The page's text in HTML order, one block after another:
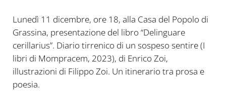
Lunedì 11 dicembre, ore 18, alla Casa del Popolo di
Grassina, presentazione del libro “Delinguare
cerillarius”. Diario tirrenico di un sospeso sentire (I
libri di Mompracem, 2023), di Enrico Zoi,
illustrazioni di Filippo Zoi. Un itinerario tra prosa e
poesia.